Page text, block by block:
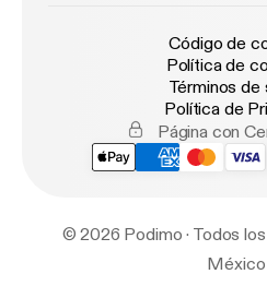
Código de
Política de
Términos de
Política de
Página con
© 2026 Podimo · Todos
México